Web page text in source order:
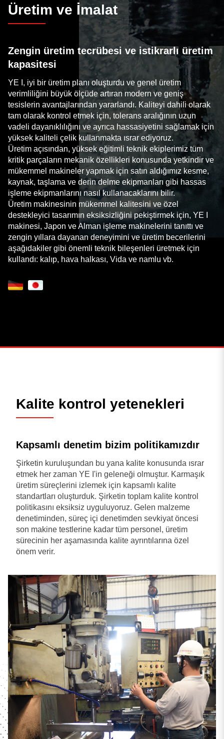
Üretim ve İmalat
Zengin üretim tecrübesi ve istikrarlı üretim
kapasitesi
YE I, iyi bir üretim planı oluşturdu ve genel üretim
verimliliğini büyük ölçüde artıran modern ve geniş
tesislerin avantajlarından yararlandı. Kaliteyi dahili olarak
tam olarak kontrol etmek için, tolerans aralığının uzun
vadeli dayanıklılığını ve ayrıca hassasiyetini sağlamak için
yüksek kaliteli çelik kullanmakta ısrar ediyoruz.
Üretim açısından, yüksek eğitimli teknik ekiplerimiz tüm
kritik parçaların mekanik özellikleri konusunda yetkindir ve
mükemmel makineler yapmak için satın aldığımız kesme,
kaynak, taşlama ve derin delme ekipmanları gibi hassas
işleme ekipmanlarını nasıl kullanacaklarını bilir.
Üretim makinesinin mükemmel kalitesini ve özel
destekleyici tasarımın eksiksizliğini pekiştirmek için, YE I
makinesi, Japon ve Alman işleme makinelerini tanıttı ve
zengin yıllara dayanan deneyimini ve üretim becerilerini
aşağıdakiler gibi önemli teknik bileşenleri üretmek için
kullandı: kalıp, hava halkası, Vida ve namlu vb.
Kalite kontrol yetenekleri
Kapsamlı denetim bizim politikamızdır
Şirketin kuruluşundan bu yana kalite konusunda ısrar
etmek her zaman YE I'in geleneği olmuştur. Karmaşık
üretim süreçlerini izlemek için kapsamlı kalite
standartları oluşturduk. Şirketin toplam kalite kontrol
politikasını eksiksiz uyguluyoruz. Gelen malzeme
denetiminden, süreç içi denetimden sevkiyat öncesi
son makine testlerine kadar tüm personel, üretim
sürecinin her aşamasında kalite ayrıntılarına özel
önem verir.